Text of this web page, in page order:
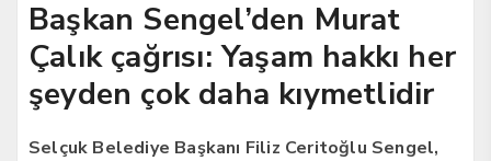
Başkan Sengel’den Murat
Çalık çağrısı: Yaşam hakkı her
şeyden çok daha kıymetlidir
Selçuk Belediye Başkanı Filiz Ceritoğlu Sengel,